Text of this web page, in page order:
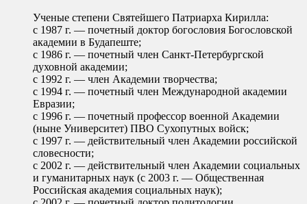
Ученые степени Святейшего Патриарха Кирилла:
с 1987 г. — почетный доктор богословия Богословской
академии в Будапеште;
с 1986 г. — почетный член Санкт-Петербургской
духовной академии;
с 1992 г. — член Академии творчества;
с 1994 г. — почетный член Международной академии
Евразии;
с 1996 г. — почетный профессор военной Академии
(ныне Университет) ПВО Сухопутных войск;
с 1997 г. — действительный член Академии российской
словесности;
с 2002 г. — действительный член Академии социальных
и гуманитарных наук (с 2003 г. — Общественная
Российская академия социальных наук);